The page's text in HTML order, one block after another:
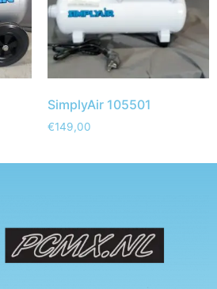
SimplyAir 105501
€149,00